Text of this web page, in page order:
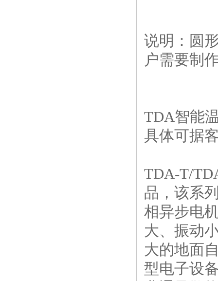
说明：圆
户需要制
TDA智能
具体可据
TDA-T/
品，该系
相异步电
大、振动
大的地面
型电子设